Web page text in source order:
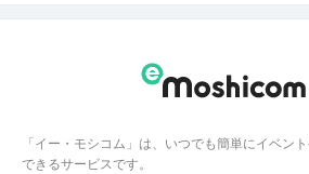
「イー・モシコム」は、いつでも簡単にイベン
できるサービスです。